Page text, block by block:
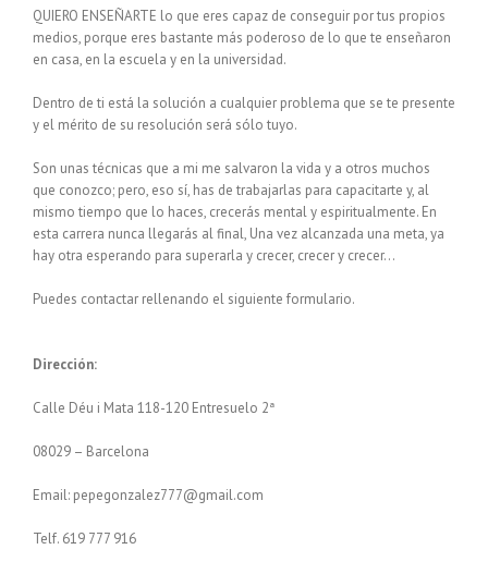
QUIERO ENSEÑARTE lo que eres capaz de conseguir por tus propios
medios, porque eres bastante más poderoso de lo que te enseñaron
en casa, en la escuela y en la universidad.
Dentro de ti está la solución a cualquier problema que se te presente
y el mérito de su resolución será sólo tuyo.
Son unas técnicas que a mi me salvaron la vida y a otros muchos
que conozco; pero, eso sí, has de trabajarlas para capacitarte y, al
mismo tiempo que lo haces, crecerás mental y espiritualmente. En
esta carrera nunca llegarás al final, Una vez alcanzada una meta, ya
hay otra esperando para superarla y crecer, crecer y crecer…
Puedes contactar rellenando el siguiente formulario.
Dirección:
Calle Déu i Mata 118-120 Entresuelo 2ª
08029 – Barcelona
Email: pepegonzalez777@gmail.com
Telf. 619 777 916